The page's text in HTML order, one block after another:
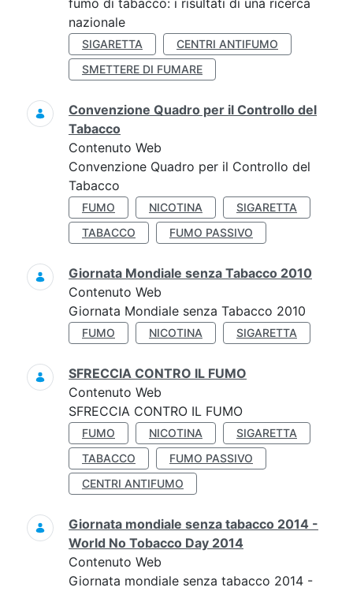
fumo di tabacco: i risultati di una ricerca
nazionale
SIGARETTA
CENTRI ANTIFUMO
SMETTERE DI FUMARE
Convenzione Quadro per il Controllo del
Tabacco
Contenuto Web
Convenzione Quadro per il Controllo del
Tabacco
FUMO NICOTINA
SIGARETTA
TABACCO
FUMO PASSIVO
Giornata Mondiale senza Tabacco 2010
Contenuto Web
Giornata Mondiale senza Tabacco 2010
FUMO NICOTINA SIGARETTA
SFRECCIA CONTRO IL FUMO
Contenuto Web
SFRECCIA CONTRO IL FUMO
FUMO NICOTINA
SIGARETTA
TABACCO
FUMO PASSIVO
CENTRI ANTIFUMO
Giornata mondiale senza tabacco 2014 -
World No Tobacco Day 2014
Contenuto Web
Giornata mondiale senza tabacco 2014 -